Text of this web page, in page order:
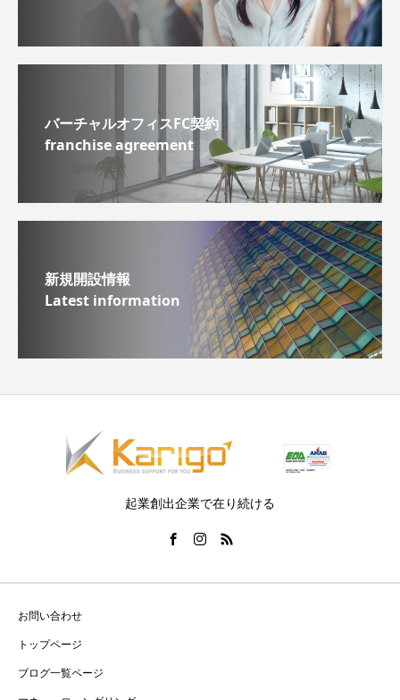
バーチャルオフィスFC契約
franchise agreement
新規開設情報
Latest information
起業創出企業で在り続ける
お問い合わせ
トップページ
ブログ一覧ページ